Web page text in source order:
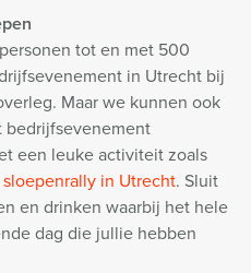
tot en met 500
in Utrecht bij
Maar we kunnen ook
bedrijfsevenement
een leuke activiteit zoals
sloepenrally in Utrecht. Sluit
en drinken waarbij het hele
dag die jullie hebben